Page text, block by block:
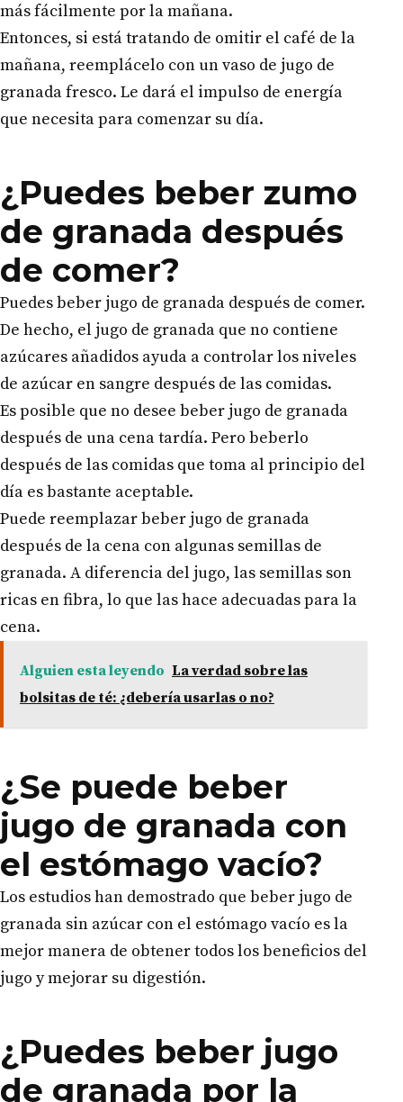
más fácilmente por la mañana.
Entonces, si está tratando de omitir el café de la
mañana, reemplácelo con un vaso de jugo de
granada fresco. Le dará el impulso de energía
que necesita para comenzar su día.
¿Puedes beber zumo
de granada después
de comer?
Puedes beber jugo de granada después de comer.
De hecho, el jugo de granada que no contiene
azúcares añadidos ayuda a controlar los niveles
de azúcar en sangre después de las comidas.
Es posible que no desee beber jugo de granada
después de una cena tardía. Pero beberlo
después de las comidas que toma al principio del
día es bastante aceptable.
Puede reemplazar beber jugo de granada
después de la cena con algunas semillas de
granada. A diferencia del jugo, las semillas son
ricas en fibra, lo que las hace adecuadas para la
cena.
Alguien esta leyendo La verdad sobre las
bolsitas de té: ¿debería usarlas o no?
¿Se puede beber
jugo de granada con
el estómago vacío?
Los estudios han demostrado que beber jugo de
granada sin azúcar con el estómago vacío es la
mejor manera de obtener todos los beneficios del
jugo y mejorar su digestión.
¿Puedes beber jugo
de granada por la